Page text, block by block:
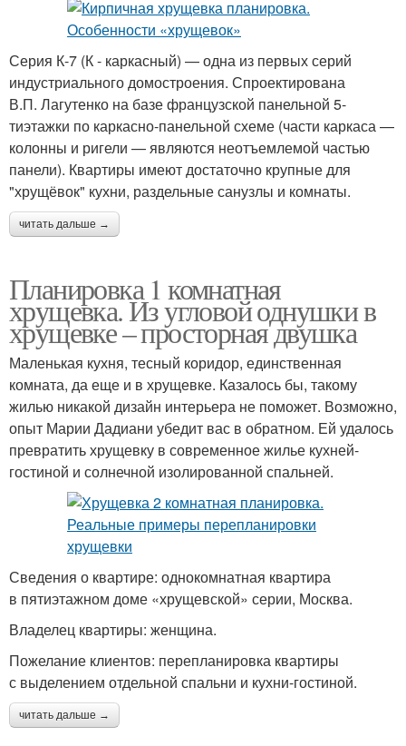
Серия К-7 (К - каркасный) — одна из первых серий
индустриального домостроения. Спроектирована
В.П. Лагутенко на базе французской панельной 5-
тиэтажки по каркасно-панельной схеме (части каркаса —
колонны и ригели — являются неотъемлемой частью
панели). Квартиры имеют достаточно крупные для
"хрущёвок" кухни, раздельные санузлы и комнаты.
читать дальше →
Планировка 1 комнатная
хрущевка. Из угловой однушки в
хрущевке – просторная двушка
Маленькая кухня, тесный коридор, единственная
комната, да еще и в хрущевке. Казалось бы, такому
жилью никакой дизайн интерьера не поможет. Возможно,
опыт Марии Дадиани убедит вас в обратном. Ей удалось
превратить хрущевку в современное жилье кухней-
гостиной и солнечной изолированной спальней.
Сведения о квартире: однокомнатная квартира
в пятиэтажном доме «хрущевской» серии, Москва.
Владелец квартиры: женщина.
Пожелание клиентов: перепланировка квартиры
с выделением отдельной спальни и кухни-гостиной.
читать дальше →